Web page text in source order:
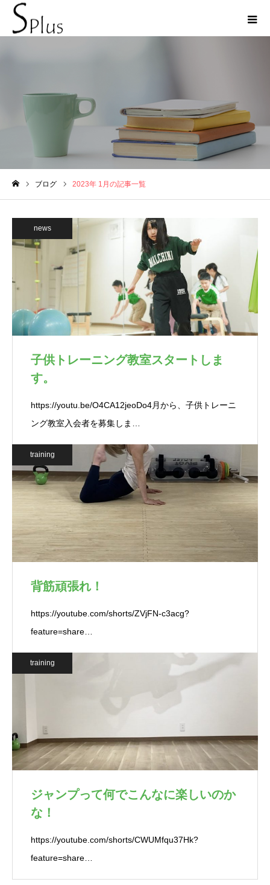
2023年 1月の記事一覧
ブログ 2023年 1月の記事一覧
news
子供トレーニング教室スタートしま
す。
https://youtu.be/O4CA12jeoDo4月から、子供トレーニ
ング教室入会者を募集しま…
training
背筋頑張れ！
https://youtube.com/shorts/ZVjFN-c3acg?
feature=share…
training
ジャンプって何でこんなに楽しいのか
な！
https://youtube.com/shorts/CWUMfqu37Hk?
feature=share…